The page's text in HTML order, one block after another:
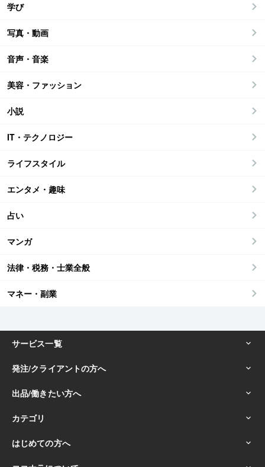
学び
写真・動画
音声・音楽
美容・ファッション
小説
IT・テクノロジー
ライフスタイル
エンタメ・趣味
占い
マンガ
法律・税務・士業全般
マネー・副業